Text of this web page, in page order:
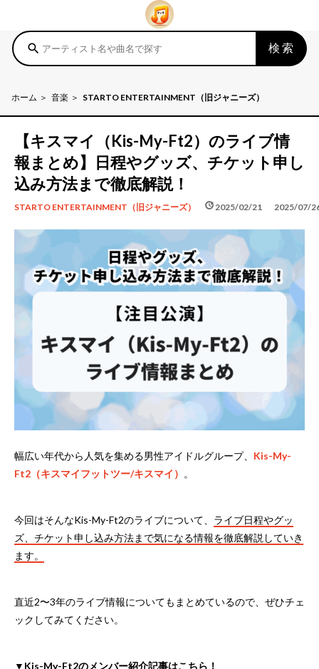
search 検索
ホーム 音楽 STARTO ENTERTAINMENT（旧ジャニーズ）
【キスマイ（Kis-My-Ft2）のライブ情
報まとめ】日程やグッズ、チケット申し
込み方法まで徹底解説！
STARTO ENTERTAINMENT（旧ジャニーズ） schedule 2025/02/21
update 2025/07/
幅広い年代から人気を集める男性アイドルグループ、 Kis-My-
Ft2（キスマイフットツー/キスマイ） 。
今回はそんなKis-My-Ft2のライブについて、 ライブ日程やグッ
ズ、チケット申し込み方法まで気になる情報を徹底解説していき
ます。
直近2〜3年のライブ情報についてもまとめているので、ぜひチェ
ックしてみてください。
▼Kis-My-Ft2のメンバー紹介記事はこちら！